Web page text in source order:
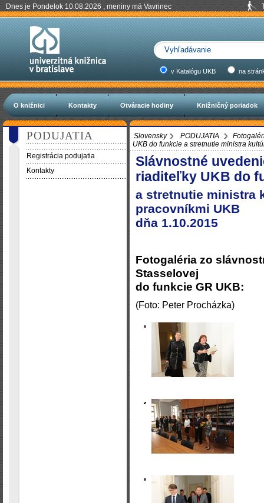
Dnes je Pondelok 10.08.2026 , meniny má Vavrinec
v Katalógu UKB na
O knižnici Kontakty Otváracie hodiny Knižničný poriadok
Slovensky PODUJATIA
UKB do funkcie a stretnutie ministra
Slávnostné
riaditeľky UKB do
a stretnutie ministra
pracovníkmi UKB
dňa 1.10.2015
Fotogaléria zo
Stasselovej
do funkcie GR UKB:
(Foto: Peter Procházka)
PODUJATIA
Registrácia podujatia
Kontakty